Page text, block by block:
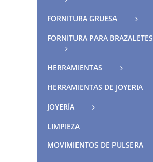
FORNITURA GRUESA
FORNITURA PARA BRAZALETES
HERRAMIENTAS
HERRAMIENTAS DE JOYERIA
JOYERÍA
LIMPIEZA
MOVIMIENTOS DE PULSERA